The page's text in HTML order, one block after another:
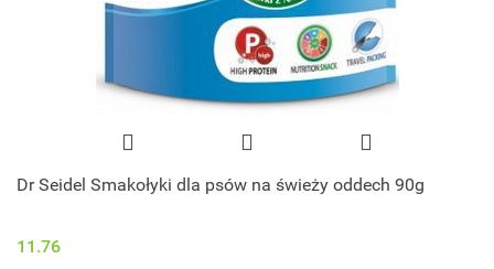
Dr Seidel Smakołyki dla psów na świeży oddech 90g
11.76